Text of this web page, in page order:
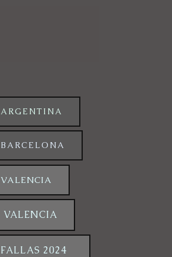
ARGENTINA
BARCELONA
VALENCIA
VALENCIA
FALLAS 2024